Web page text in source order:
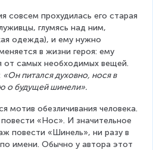
совсем прохудилась его старая
глумясь над ним,
одежда), и ему нужно
в жизни героя: ему
от самых необходимых вещей.
«Он питался духовно, нося в
о будущей шинели».
мотив обезличивания человека.
«Нос». И значительное
повести «Шинель», ни разу в
имени. Обычно у автора этот